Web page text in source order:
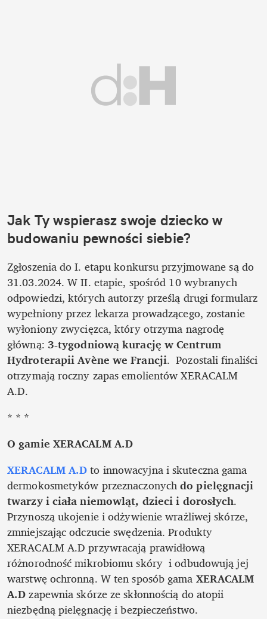
Jak Ty wspierasz swoje dziecko w
budowaniu pewności siebie?
Zgłoszenia do I. etapu konkursu przyjmowane są do
31.03.2024. W II. etapie, spośród 10 wybranych
odpowiedzi, których autorzy prześlą drugi formularz
wypełniony przez lekarza prowadzącego, zostanie
wyłoniony zwycięzca, który otrzyma nagrodę
główną: 3-tygodniową kurację w Centrum
Hydroterapii Avène we Francji.  Pozostali finaliści
otrzymają roczny zapas emolientów XERACALM
A.D.
* * *
O gamie XERACALM A.D
XERACALM A.D to innowacyjna i skuteczna gama
dermokosmetyków przeznaczonych do pielęgnacji
twarzy i ciała niemowląt, dzieci i dorosłych.
Przynoszą ukojenie i odżywienie wrażliwej skórze,
zmniejszając odczucie swędzenia. Produkty
XERACALM A.D przywracają prawidłową
różnorodność mikrobiomu skóry  i odbudowują jej
warstwę ochronną. W ten sposób gama XERACALM
A.D zapewnia skórze ze skłonnością do atopii
niezbędną pielęgnację i bezpieczeństwo.